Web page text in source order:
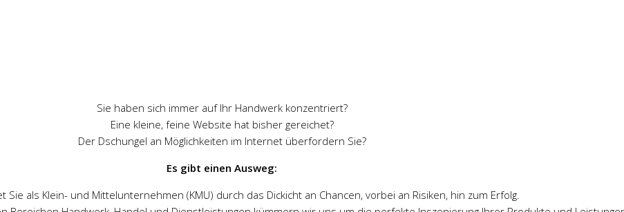
Sie haben sich immer auf Ihr Handwerk konzentriert?
Eine kleine, feine Website hat bisher gereichet?
Der Dschungel an Möglichkeiten im Internet überfordern Sie?
Es gibt einen Ausweg:
Sie als Klein- und Mittelunternehmen (KMU) durch das Dickicht an Chancen, vorbei an Risiken, hin zum Erfolg.